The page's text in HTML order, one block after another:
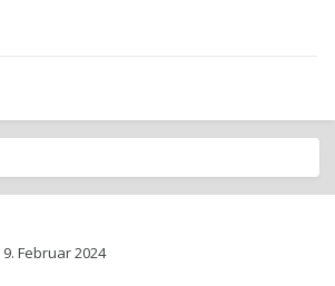
9. Februar 2024